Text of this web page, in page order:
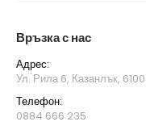
Връзка с нас
Адрес:
Ул. Рила 6, Казанлък, 6100
Телефон:
0884 666 235